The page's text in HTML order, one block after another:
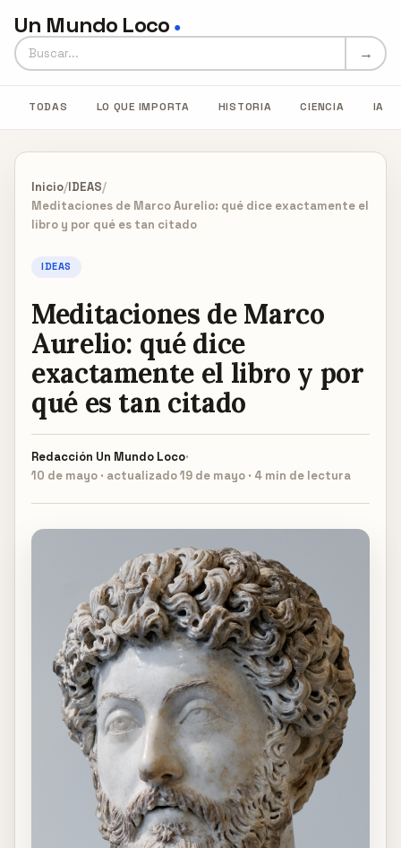
Un Mundo Loco ●
Buscar en Un Mundo Loco →
TODAS LO QUE IMPORTA HISTORIA CIENCIA IA
Inicio/IDEAS/
Meditaciones de Marco Aurelio: qué dice exactamente el
libro y por qué es tan citado
IDEAS
Meditaciones de Marco
Aurelio: qué dice
exactamente el libro y por
qué es tan citado
Redacción Un Mundo Loco·
10 de mayo · actualizado 19 de mayo · 4 min de lectura